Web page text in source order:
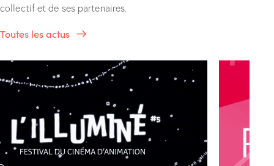
collectif et de ses partenaires.
Toutes les actus